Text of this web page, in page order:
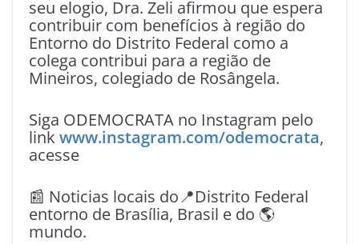
seu elogio, Dra. Zeli afirmou que espera
contribuir com benefícios à região do
Entorno do Distrito Federal como a
colega contribui para a região de
Mineiros, colegiado de Rosângela.
Siga ODEMOCRATA no Instagram pelo
link www.instagram.com/odemocrata,
acesse
📰 Noticias locais do📍Distrito Federal
entorno de Brasília, Brasil e do 🌎
mundo.